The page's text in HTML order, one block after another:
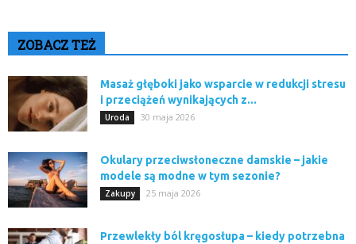
ZOBACZ TEŻ
Masaż głęboki jako wsparcie w redukcji stresu
i przeciążeń wynikających z...
Uroda 30 maja 2026
Okulary przeciwsłoneczne damskie – jakie
modele są modne w tym sezonie?
Zakupy 25 maja 2026
Przewlekły ból kręgosłupa – kiedy potrzebna